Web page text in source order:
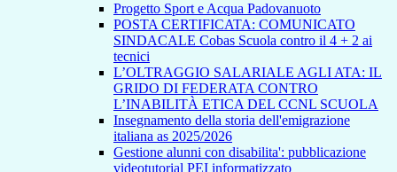
Progetto Sport e Acqua Padovanuoto
POSTA CERTIFICATA: COMUNICATO
SINDACALE Cobas Scuola contro il 4 + 2 ai
tecnici
L’OLTRAGGIO SALARIALE AGLI ATA: IL
GRIDO DI FEDERATA CONTRO
L’INABILITÀ ETICA DEL CCNL SCUOLA
Insegnamento della storia dell'emigrazione
italiana as 2025/2026
Gestione alunni con disabilita': pubblicazione
videotutorial PEI informatizzato